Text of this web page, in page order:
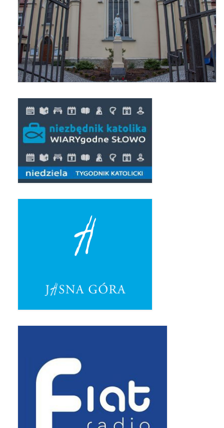
Pierwsza Komunia Święta – Grupa 1
Pierwsza Komunia Święta – Grupa 2
Pierwsza Komunia Święta – Grupa 3
Boże Ciało
Uroczystość Św. Jakuba Apostoła 2020
Wizytacja Kanoniczna 21.06.2020
Boże Ciało 2020
GODZINA ŚWIĘTA W ŚWIĘTO
Galerie 2019
Pasterka 2019
Posługa Siostry Elekty
Uroczystość Św. Jakuba Ap 2019
Imieniny Ks Kanonika
Wigilia Paschalna 2019
Wielki Piątek 2019